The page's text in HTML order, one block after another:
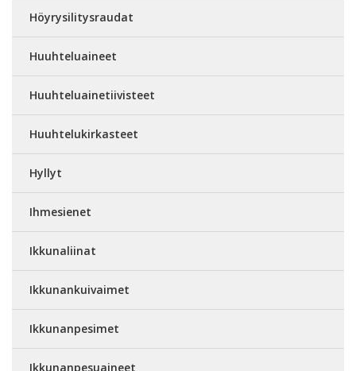
Höyrysilitysraudat
Huuhteluaineet
Huuhteluainetiivisteet
Huuhtelukirkasteet
Hyllyt
Ihmesienet
Ikkunaliinat
Ikkunankuivaimet
Ikkunanpesimet
Ikkunanpesuaineet